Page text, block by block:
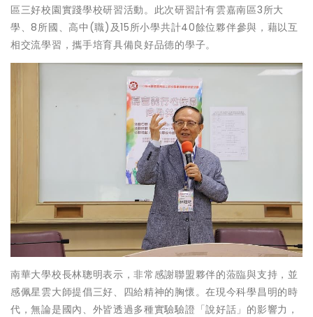
區三好校園實踐學校研習活動。此次研習計有雲嘉南區3所大
學、8所國、高中(職)及15所小學共計40餘位夥伴參與，藉以互
相交流學習，攜手培育具備良好品德的學子。
南華大學校長林聰明表示，非常感謝聯盟夥伴的蒞臨與支持，並
感佩星雲大師提倡三好、四給精神的胸懷。在現今科學昌明的時
代，無論是國內、外皆透過多種實驗驗證「說好話」的影響力，